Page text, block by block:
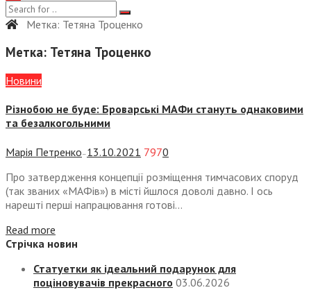
Метка: Тетяна Троценко
Метка: Тетяна Троценко
Новини
Різнобою не буде: Броварські МАФи стануть однаковими
та безалкогольними
Марія Петренко — 13.10.2021 7970
Про затвердження концепції розміщення тимчасових споруд
(так званих «МАФів») в місті йшлося доволі давно. І ось
нарешті перші напрацювання готові...
Read more
Стрічка новин
Статуетки як ідеальний подарунок для
поціновувачів прекрасного 03.06.2026